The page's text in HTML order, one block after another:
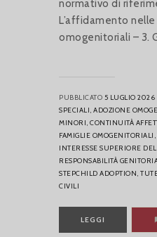
normativo di
L’affidamento
omogenitoriali – 3.
PUBBLICATO 5 LUGLIO 2026
SPECIALI, ADOZIONE
MINORI, CONTINUITÀ
FAMIGLIE OMOGENITORIALI,
INTERESSE SUPERIORE
RESPONSABILITÀ
STEPCHILD ADOPTION,
CIVILI
LEGGI